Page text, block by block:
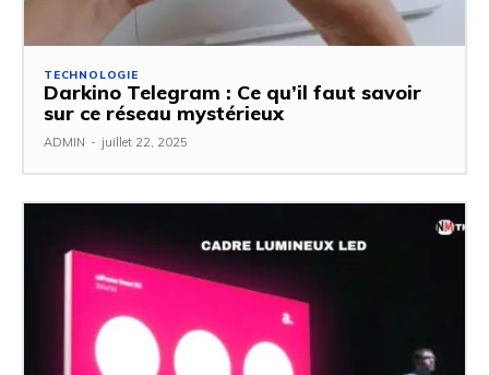
TECHNOLOGIE
Darkino Telegram : Ce qu’il faut savoir
sur ce réseau mystérieux
ADMIN - juillet 22, 2025